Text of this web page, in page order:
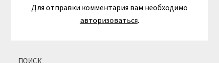
Для отправки комментария вам необходимо
авторизоваться.
ПОИСК